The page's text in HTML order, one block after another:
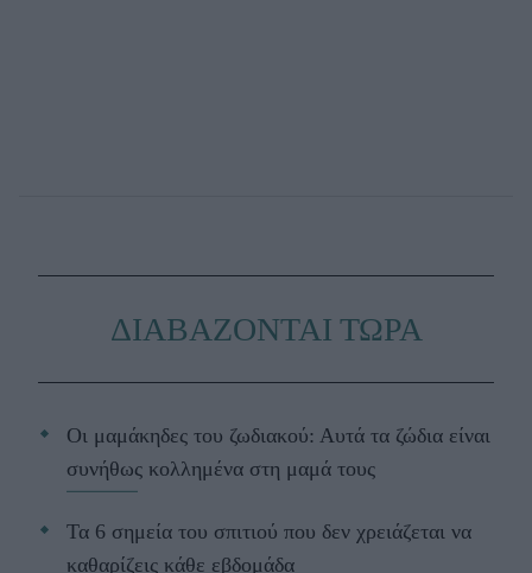
ΔΙΑΒΑΖΟΝΤΑΙ ΤΩΡΑ
Οι μαμάκηδες του ζωδιακού: Αυτά τα ζώδια είναι
συνήθως κολλημένα στη μαμά τους
Τα 6 σημεία του σπιτιού που δεν χρειάζεται να
καθαρίζεις κάθε εβδομάδα